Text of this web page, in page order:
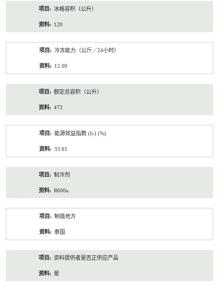
冰格容积（公升）
120
冷冻能力（公斤／24小时）
12.00
额定总容积（公升）
473
能源效益指数 (Iε) (%)
33.61
制冷剂
R600a
制造地方
泰国
资料提供者是否正供应产品
是